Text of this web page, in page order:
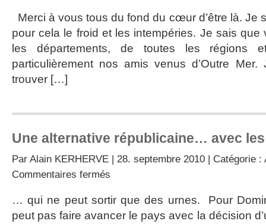
Merci à vous tous du fond du cœur d’être là. Je
pour cela le froid et les intempéries. Je sais
les départements, de toutes les régions
particulièrement nos amis venus d’Outre
trouver […]
Une alternative républicaine… avec
Par Alain KERHERVE | 28. septembre 2010 | Catégorie :
Commentaires fermés
républicaine…
avec
… qui ne peut sortir que des urnes. Pour
peut pas faire avancer le pays avec la décision